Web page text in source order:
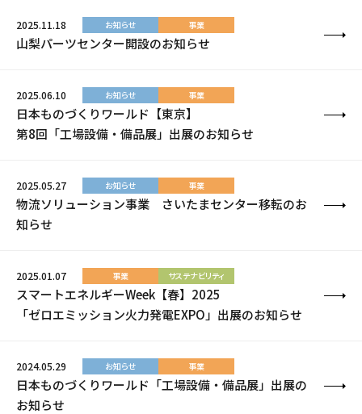
2025.11.18 お知らせ 事業
山梨パーツセンター開設のお知らせ
2025.06.10 お知らせ 事業
日本ものづくりワールド【東京】
第8回「工場設備・備品展」出展のお知らせ
2025.05.27 お知らせ 事業
物流ソリューション事業 さいたまセンター移転のお
知らせ
2025.01.07 事業 サステナビリティ
スマートエネルギーWeek【春】2025
「ゼロエミッション火力発電EXPO」出展のお知らせ
2024.05.29 お知らせ 事業
日本ものづくりワールド「工場設備・備品展」出展の
お知らせ